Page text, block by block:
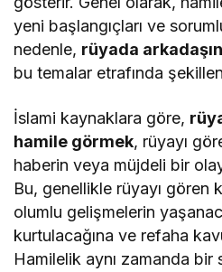
yeni başlangıçları ve
nedenle, rüyada
bu temalar etrafında
İslami kaynaklara göre,
hamile görmek, rüyayı
haberin veya müjdeli bir
Bu, genellikle rüyayı gören
olumlu gelişmelerin
kurtulacağına ve refaha
Hamilelik aynı zamanda